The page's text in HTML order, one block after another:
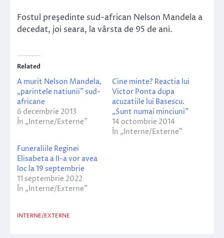
Fostul preşedinte sud-african Nelson Mandela a
decedat, joi seara, la vârsta de 95 de ani.
Related
A murit Nelson Mandela,
„parintele natiunii” sud-
africane
6 decembrie 2013
În „Interne/Externe”
Cine minte? Reactia lui
Victor Ponta dupa
acuzatiile lui Basescu.
„Sunt numai minciuni”
14 octombrie 2014
În „Interne/Externe”
Funeraliile Reginei
Elisabeta a II-a vor avea
loc la 19 septembrie
11 septembrie 2022
În „Interne/Externe”
INTERNE/EXTERNE